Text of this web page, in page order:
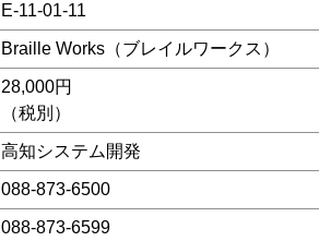
E-11-01-11
Braille Works（ブレイルワークス）
28,000円
（税別）
高知システム開発
088-873-6500
088-873-6599